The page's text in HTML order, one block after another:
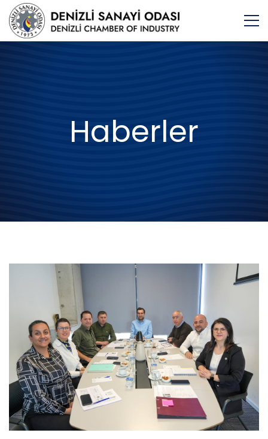
Haberler